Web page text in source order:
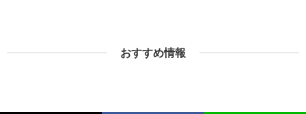
おすすめ情報